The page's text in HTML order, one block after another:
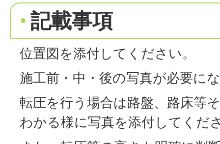
記載事項
位置図を添付してください。
施工前・中・後の写真が必要に
転圧を行う場合は路盤、路床等
わかる様に写真を添付してくだ